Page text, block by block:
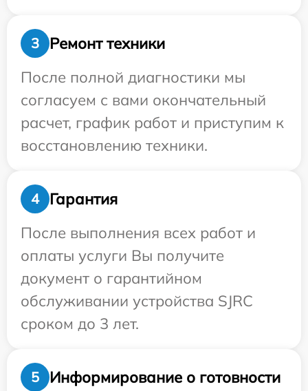
3
Ремонт техники
После полной диагностики мы
согласуем с вами окончательный
расчет, график работ и приступим к
восстановлению техники.
4
Гарантия
После выполнения всех работ и
оплаты услуги Вы получите
документ о гарантийном
обслуживании устройства SJRC
сроком до 3 лет.
5
Информирование о готовности